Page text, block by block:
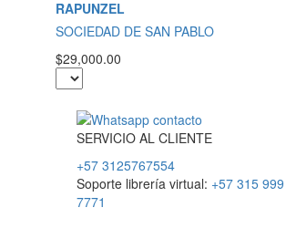
RAPUNZEL
SOCIEDAD DE SAN PABLO
$29,000.00
SERVICIOAL CLIENTE
+57 3125767554
Soporte librería virtual: +57 315 999
7771